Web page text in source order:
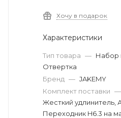
Хочу в подарок
Характеристики
Тип товара — Набор
Отвертка
Бренд — JAKEMY
Комплект поставки —
Жесткий удлинитель,
Переходник H6.3 на